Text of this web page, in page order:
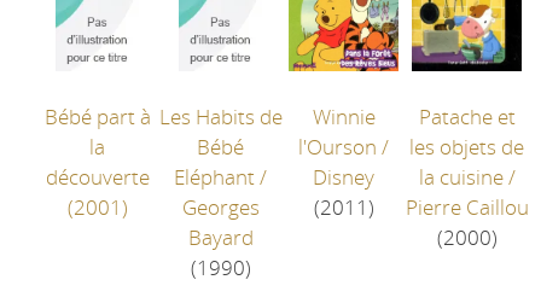
Bébé part à
la
découverte
(2001)
Les Habits de
Bébé
Eléphant/
Georges
Bayard
(1990)
Winnie
l'Ourson /
Disney
(2011)
Patache et
les objets de
la cuisine/
Pierre Caillou
(2000)